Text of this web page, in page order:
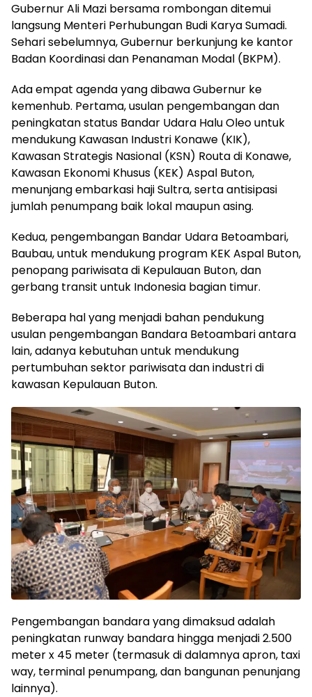
Gubernur Ali Mazi bersama rombongan ditemui
langsung Menteri Perhubungan Budi Karya Sumadi.
Sehari sebelumnya, Gubernur berkunjung ke kantor
Badan Koordinasi dan Penanaman Modal (BKPM).
Ada empat agenda yang dibawa Gubernur ke
kemenhub. Pertama, usulan pengembangan dan
peningkatan status Bandar Udara Halu Oleo untuk
mendukung Kawasan Industri Konawe (KIK),
Kawasan Strategis Nasional (KSN) Routa di Konawe,
Kawasan Ekonomi Khusus (KEK) Aspal Buton,
menunjang embarkasi haji Sultra, serta antisipasi
jumlah penumpang baik lokal maupun asing.
Kedua, pengembangan Bandar Udara Betoambari,
Baubau, untuk mendukung program KEK Aspal Buton,
penopang pariwisata di Kepulauan Buton, dan
gerbang transit untuk Indonesia bagian timur.
Beberapa hal yang menjadi bahan pendukung
usulan pengembangan Bandara Betoambari antara
lain, adanya kebutuhan untuk mendukung
pertumbuhan sektor pariwisata dan industri di
kawasan Kepulauan Buton.
Pengembangan bandara yang dimaksud adalah
peningkatan runway bandara hingga menjadi 2.500
meter x 45 meter (termasuk di dalamnya apron, taxi
way, terminal penumpang, dan bangunan penunjang
lainnya).